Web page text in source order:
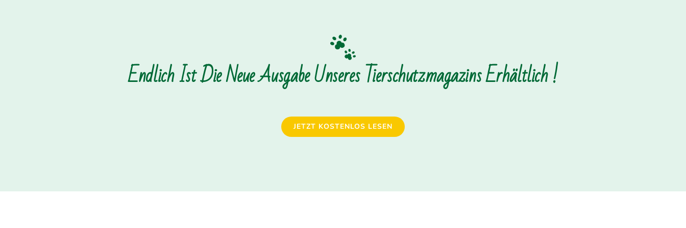
Endlich Ist Die Neue Ausgabe Unseres Tierschutzmagazins Erhältlich !
JETZT KOSTENLOS LESEN